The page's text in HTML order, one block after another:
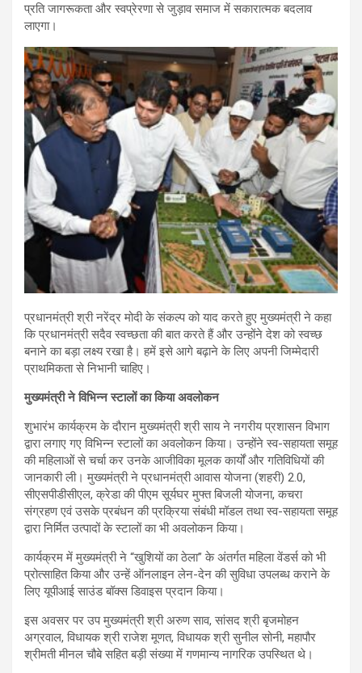
प्रति जागरूकता और स्वप्रेरणा से जुड़ाव समाज में सकारात्मक बदलाव
लाएगा।
प्रधानमंत्री श्री नरेंद्र मोदी के संकल्प को याद करते हुए मुख्यमंत्री ने कहा
कि प्रधानमंत्री सदैव स्वच्छता की बात करते हैं और उन्होंने देश को स्वच्छ
बनाने का बड़ा लक्ष्य रखा है। हमें इसे आगे बढ़ाने के लिए अपनी जिम्मेदारी
प्राथमिकता से निभानी चाहिए।
मुख्यमंत्री ने विभिन्न स्टालों का किया अवलोकन
शुभारंभ कार्यक्रम के दौरान मुख्यमंत्री श्री साय ने नगरीय प्रशासन विभाग
द्वारा लगाए गए विभिन्न स्टालों का अवलोकन किया। उन्होंने स्व-सहायता समूह
की महिलाओं से चर्चा कर उनके आजीविका मूलक कार्यों और गतिविधियों की
जानकारी ली। मुख्यमंत्री ने प्रधानमंत्री आवास योजना (शहरी) 2.0,
सीएसपीडीसीएल, क्रेडा की पीएम सूर्यघर मुफ्त बिजली योजना, कचरा
संग्रहण एवं उसके प्रबंधन की प्रक्रिया संबंधी मॉडल तथा स्व-सहायता समूह
द्वारा निर्मित उत्पादों के स्टालों का भी अवलोकन किया।
कार्यक्रम में मुख्यमंत्री ने “खुशियों का ठेला” के अंतर्गत महिला वेंडर्स को भी
प्रोत्साहित किया और उन्हें ऑनलाइन लेन-देन की सुविधा उपलब्ध कराने के
लिए यूपीआई साउंड बॉक्स डिवाइस प्रदान किया।
इस अवसर पर उप मुख्यमंत्री श्री अरुण साव, सांसद श्री बृजमोहन
अग्रवाल, विधायक श्री राजेश मूणत, विधायक श्री सुनील सोनी, महापौर
श्रीमती मीनल चौबे सहित बड़ी संख्या में गणमान्य नागरिक उपस्थित थे।